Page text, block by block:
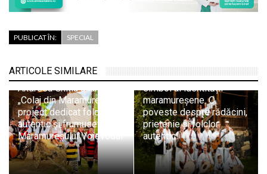
PUBLICAT ÎN: SPECIAL
ARTICOLE SIMILARE
Andreea Ghițiu a lansat un
„Colaj din Maramureș”,
proiect dedicat folclorului
autentic și frumuseții
Maramureșului Voievodal
„Ceterașii de pe sate”, un
simbol al identității
maramureșene. O
poveste despre rădăcini,
prietenie și folclor
autentic